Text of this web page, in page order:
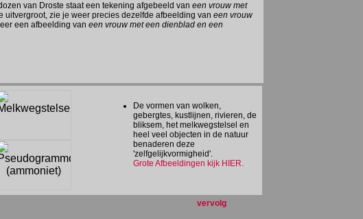
van Droste staat een tekening afgebeeld van een vrouw met
uitvergroot, zie je weer precies dezelfde afbeelding van een vrouw
een afbeelding van een vrouw met een dienblad en een
De vormen van wolken,
gebergtes, kustlijnen, rivieren, de
bliksem, het melkwegstelsel en
heel veel objecten in de natuur
benaderen deze
'zelfgelijkvormigheid'.
Grote Afbeeldingen kijk HIER.
vervolg